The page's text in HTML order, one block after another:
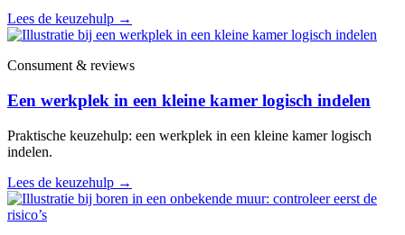
Lees de keuzehulp →
Consument & reviews
Een werkplek in een kleine kamer logisch indelen
Praktische keuzehulp: een werkplek in een kleine kamer logisch
indelen.
Lees de keuzehulp →